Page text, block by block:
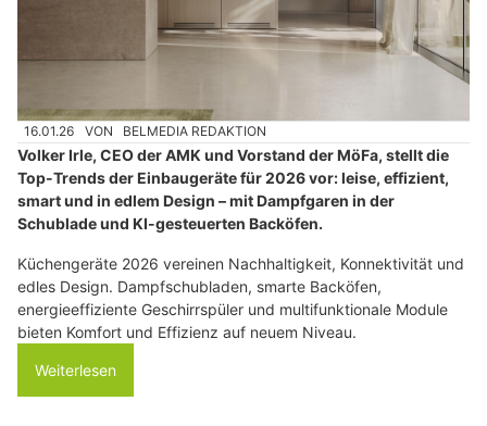
16.01.26 VON BELMEDIA REDAKTION
Volker Irle, CEO der AMK und Vorstand der MöFa, stellt die
Top-Trends der Einbaugeräte für 2026 vor: leise, effizient,
smart und in edlem Design – mit Dampfgaren in der
Schublade und KI-gesteuerten Backöfen.
Küchengeräte 2026 vereinen Nachhaltigkeit, Konnektivität und
edles Design. Dampfschubladen, smarte Backöfen,
energieeffiziente Geschirrspüler und multifunktionale Module
bieten Komfort und Effizienz auf neuem Niveau.
Weiterlesen